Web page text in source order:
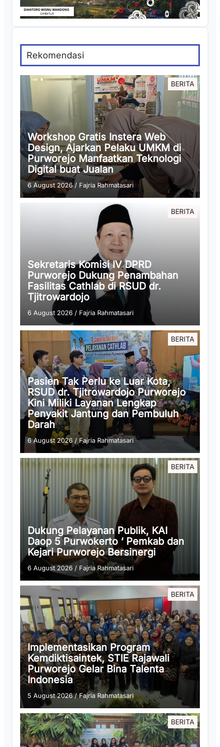
Rekomendasi
BERITA
Workshop Gratis Instera Web
Design, Ajarkan Pelaku UMKM di
Purworejo Manfaatkan Teknologi
Digital buat Jualan
6 August 2026/ Fajria Rahmatasari
BERITA
Sekretaris Komisi IV DPRD
Purworejo Dukung Penambahan
Fasilitas Cathlab di RSUD dr.
Tjitrowardojo
6 August 2026 / Fajria Rahmatasari
BERITA
Pasien Tak Perlu ke Luar Kota,
RSUD dr. Tjitrowardojo Purworejo
Kini Miliki Layanan Lengkap
Penyakit Jantung dan Pembuluh
Darah
6 August 2026 /Fajria Rahmatasari
BERITA
Dukung Pelayanan Publik, KAI
Daop 5 Purwokerto ‘ Pemkab dan
Kejari Purworejo Bersinergi
6 August 2026 / Fajria Rahmatasari
BERITA
Implementasikan Program
Kemdiktisaintek, STIE Rajawali
Purworejo Gelar Bina Talenta
Indonesia
5 August 2026/Fajria Rahmatasari
BERITA